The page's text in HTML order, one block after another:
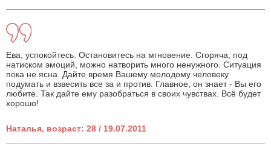
Ева, успокойтесь. Остановитесь на мгновение. Сгоряча, под
натиском эмоций, можно натворить много ненужного. Ситуация
пока не ясна. Дайте время Вашему молодому человеку
подумать и взвесить все за и против. Главное, он знает - Вы его
любите. Так дайте ему разобраться в своих чувствах. Всё будет
хорошо!
Наталья, возраст: 28 / 19.07.2011